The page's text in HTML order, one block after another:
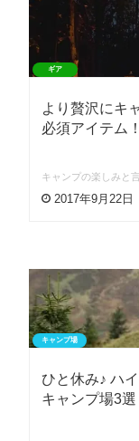
ギア
より贅沢にキ
必須アイテム！
キャンプの楽しみと
2017年9月22日
キャンプ場
ひと休み♪ ハ
キャンプ場3選